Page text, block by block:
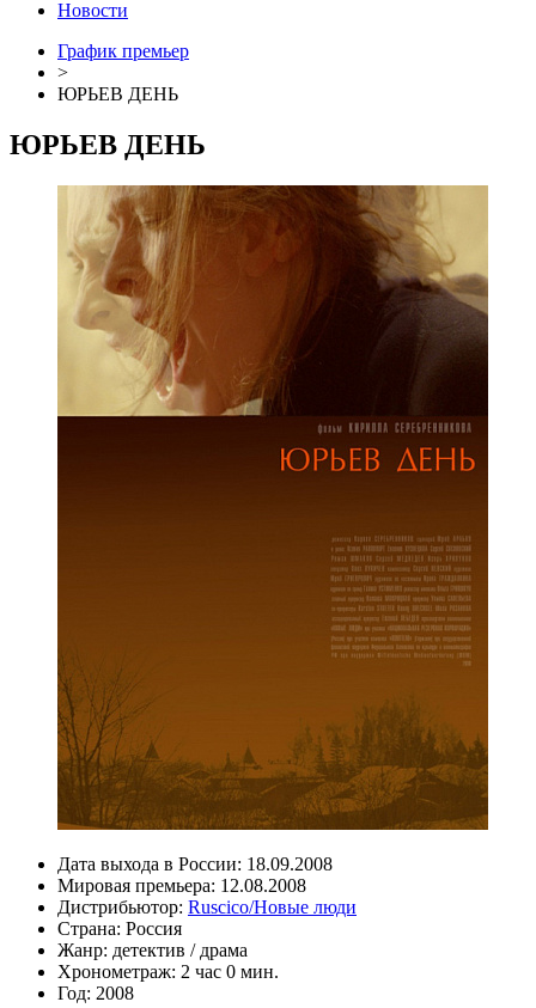
Новости
График премьер
>
ЮРЬЕВ ДЕНЬ
ЮРЬЕВ ДЕНЬ
Дата выхода в России: 18.09.2008
Мировая премьера: 12.08.2008
Дистрибьютор: Ruscico/Новые люди
Страна: Россия
Жанр: детектив / драма
Хронометраж: 2 час 0 мин.
Год: 2008